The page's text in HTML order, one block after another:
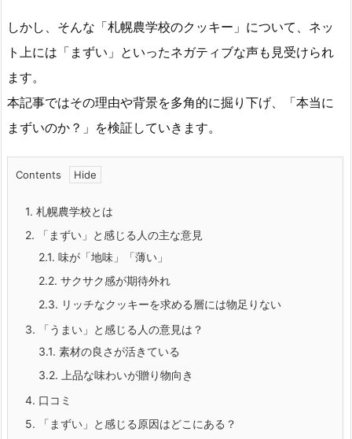
しかし、そんな「札幌農学校のクッキー」について、ネッ
ト上には「まずい」といったネガティブな声も見受けられ
ます。
本記事ではその理由や背景を多角的に掘り下げ、「本当に
まずいのか？」を検証していきます。
Contents
1. 札幌農学校とは
2. 「まずい」と感じる人の主な意見
2.1. 味が「地味」「薄い」
2.2. サクサク感が期待外れ
2.3. リッチなクッキーを求める層には物足りない
3. 「うまい」と感じる人の意見は？
3.1. 素材の良さが活きている
3.2. 上品な味わいが贈り物向き
4. 口コミ
5. 「まずい」と感じる原因はどこにある？